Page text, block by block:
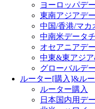
ヨーロッパデ
東南アジアデ
中国/香港/マカ
中南米データ
オセアニアデ
中東&東アジ
グローバルデ
ルーター[購入]&ル
ルーター購入
日本国内用デ